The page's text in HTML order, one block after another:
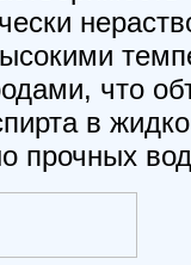
что
в
прочных